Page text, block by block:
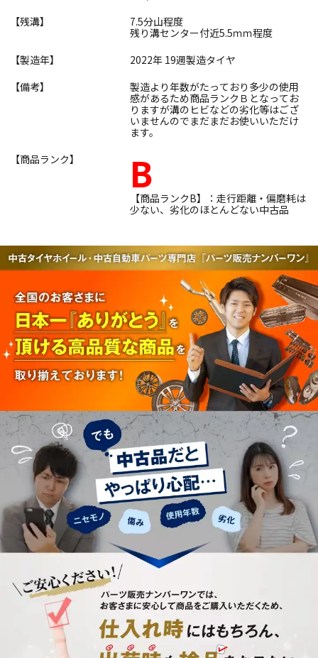
【残溝】
7.5分山程度
残り溝センター付近5.5ｍｍ程度
【製造年】
2022年 19週製造タイヤ
【備考】
製造より年数がたっており多少の使用
感があるため商品ランクＢとなってお
りますが溝のヒビなどの劣化等はござ
いませんのでまだまだお使いいただけ
ます。
【商品ランク】
B
【商品ランクB】：走行距離・偏磨耗は
少ない、劣化のほとんどない中古品